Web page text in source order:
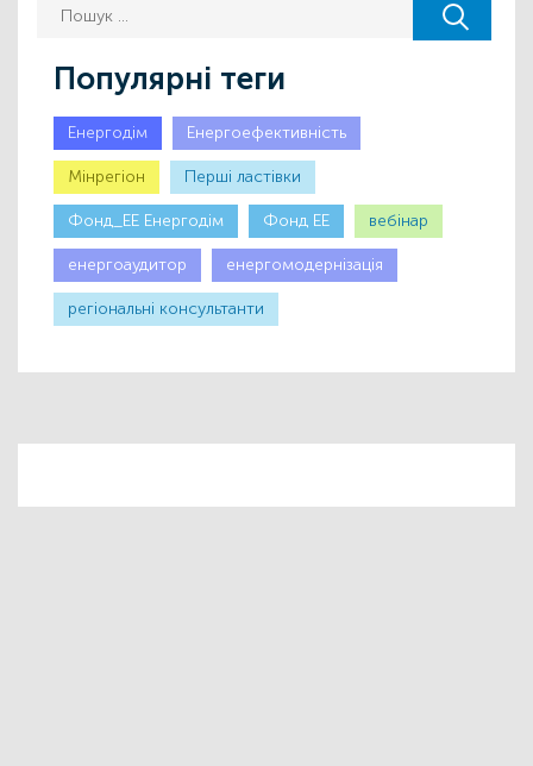
Популярні теги
Енергодім Енергоефективність
Мінрегіон Першi ластiвки
Фонд_ЕЕ Енергодім Фонд ЕЕ вебінар
енергоаудитор енергомодернізація
регіональні консультанти